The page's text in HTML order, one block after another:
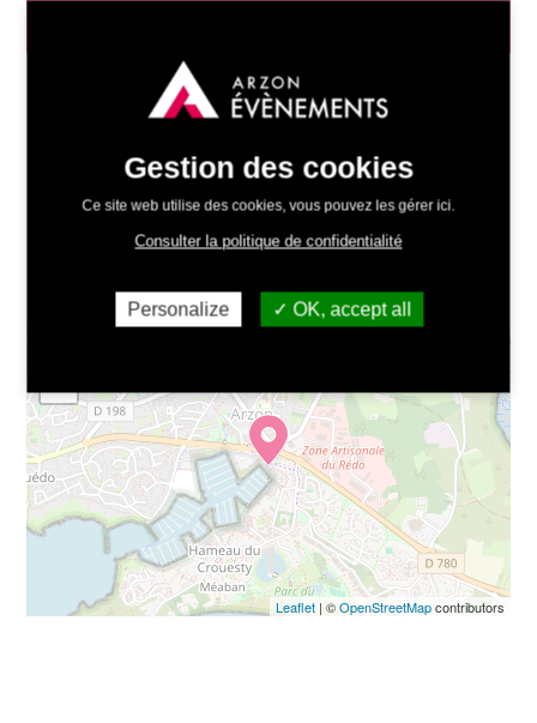
28/07/2026 - 21h00
Place du port, Crouesty -Itinéraire
Tarifs :Gratuit, sans réservation
Organisé par :Arzon Évènements
Leaflet| ©OpenStreetMapcontributors
Gestion des cookies
Ce site web utilise des cookies, vous pouvez les gérer ici.
Consulter la politique de confidentialité
Personalize OK, accept all